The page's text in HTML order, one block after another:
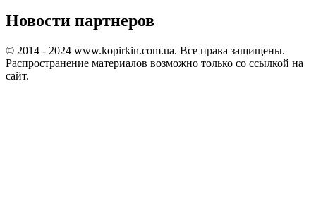
Новости партнеров
© 2014 - 2024 www.kopirkin.com.ua. Все права защищены.
Распространение материалов возможно только со ссылкой на
сайт.